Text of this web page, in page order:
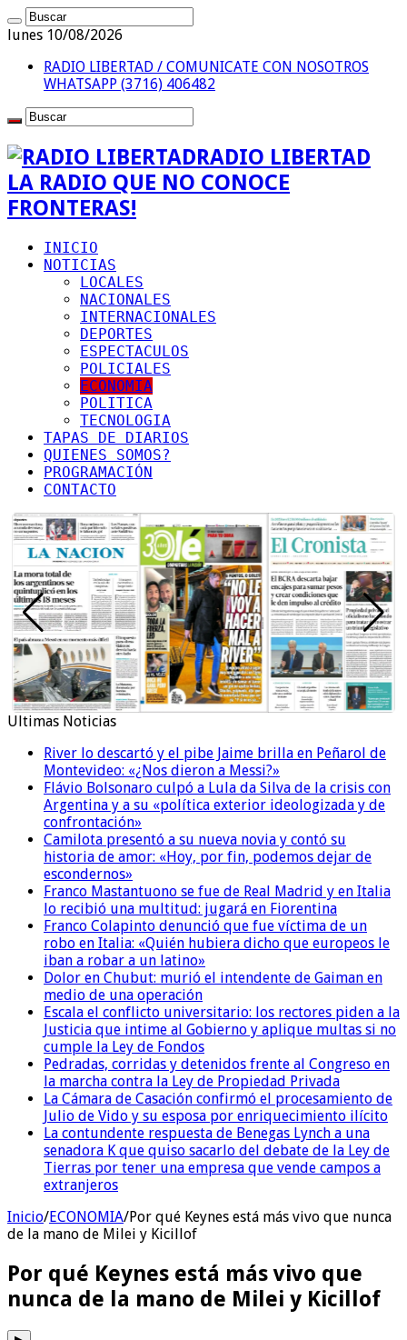
lunes 10/08/2026
RADIO LIBERTAD / COMUNICATE CON NOSOTROS
WHATSAPP (3716) 406482
RADIO LIBERTAD
LA RADIO QUE NO CONOCE
FRONTERAS!
INICIO
NOTICIAS
LOCALES
NACIONALES
INTERNACIONALES
DEPORTES
ESPECTACULOS
POLICIALES
ECONOMIA
POLITICA
TECNOLOGIA
TAPAS DE DIARIOS
QUIENES SOMOS?
PROGRAMACIÓN
CONTACTO
Ultimas Noticias
River lo descartó y el pibe Jaime brilla en Peñarol de
Montevideo: «¿Nos dieron a Messi?»
Flávio Bolsonaro culpó a Lula da Silva de la crisis con
Argentina y a su «política exterior ideologizada y de
confrontación»
Camilota presentó a su nueva novia y contó su
historia de amor: «Hoy, por fin, podemos dejar de
escondernos»
Franco Mastantuono se fue de Real Madrid y en Italia
lo recibió una multitud: jugará en Fiorentina
Franco Colapinto denunció que fue víctima de un
robo en Italia: «Quién hubiera dicho que europeos le
iban a robar a un latino»
Dolor en Chubut: murió el intendente de Gaiman en
medio de una operación
Escala el conflicto universitario: los rectores piden a la
Justicia que intime al Gobierno y aplique multas si no
cumple la Ley de Fondos
Pedradas, corridas y detenidos frente al Congreso en
la marcha contra la Ley de Propiedad Privada
La Cámara de Casación confirmó el procesamiento de
Julio de Vido y su esposa por enriquecimiento ilícito
La contundente respuesta de Benegas Lynch a una
senadora K que quiso sacarlo del debate de la Ley de
Tierras por tener una empresa que vende campos a
extranjeros
Inicio/ECONOMIA/Por qué Keynes está más vivo que nunca
de la mano de Milei y Kicillof
Por qué Keynes está más vivo que
nunca de la mano de Milei y Kicillof